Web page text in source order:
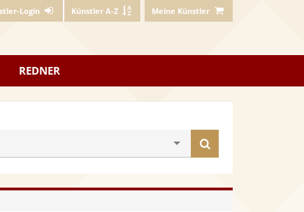
Login Künstler A-Z Meine Künstler
REDNER
finden